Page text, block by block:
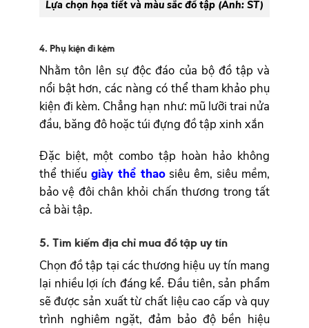
Lựa chọn họa tiết và màu sắc đồ tập (Ảnh: ST)
4. Phụ kiện đi kèm
Nhằm tôn lên sự độc đáo của bộ đồ tập và
nổi bật hơn, các nàng có thể tham khảo phụ
kiện đi kèm. Chẳng hạn như: mũ lưỡi trai nửa
đầu, băng đô hoặc túi đựng đồ tập xinh xắn
Đặc biệt, một combo tập hoàn hảo không
thể thiếu giày thể thaosiêu êm, siêu mềm,
bảo vệ đôi chân khỏi chấn thương trong tất
cả bài tập.
5. Tìm kiếm địa chỉ mua đồ tập uy tín
Chọn đồ tập tại các thương hiệu uy tín mang
lại nhiều lợi ích đáng kể. Đầu tiên, sản phẩm
sẽ được sản xuất từ chất liệu cao cấp và quy
trình nghiêm ngặt, đảm bảo độ bền hiệu